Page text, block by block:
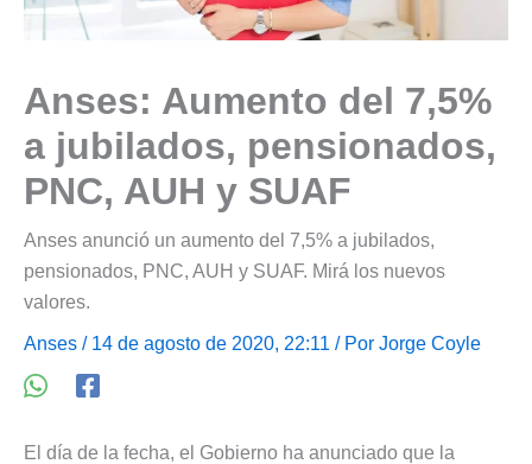
Anses: Aumento del 7,5%
a jubilados, pensionados,
PNC, AUH y SUAF
Anses anunció un aumento del 7,5% a jubilados,
pensionados, PNC, AUH y SUAF. Mirá los nuevos
valores.
Anses / 14 de agosto de 2020, 22:11 / Por Jorge Coyle
El día de la fecha, el Gobierno ha anunciado que la